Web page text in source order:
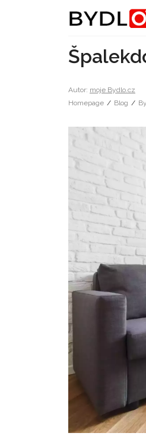
Autor: moje Bydlo.cz
Homepage / Blog /